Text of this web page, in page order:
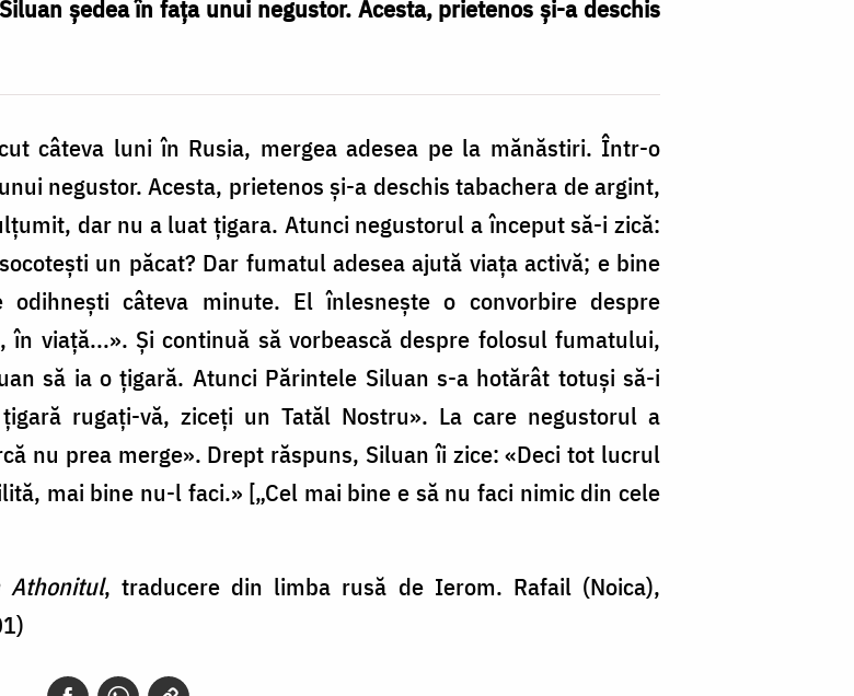
şedea în faţa unui negustor. Acesta, prietenos şi-a deschis
câteva luni în Rusia, mergea adesea pe la mănăstiri. Într-o
negustor. Acesta, prietenos şi-a deschis tabachera de argint,
dar nu a luat ţigara. Atunci negustorul a început să-i zică:
un păcat? Dar fumatul adesea ajută viaţa activă; e bine
câteva minute. El înlesneşte o convorbire despre
viaţă...». Şi continuă să vorbească despre folosul fumatului,
să ia o ţigară. Atunci Părintele Siluan s-a hotărât totuşi să-i
rugaţi-vă, ziceţi un Tatăl Nostru». La care negustorul a
nu prea merge». Drept răspuns, Siluan îi zice: «Deci tot lucrul
mai bine nu-l faci.» [„Cel mai bine e să nu faci nimic din cele
Athonitul, traducere din limba rusă de Ierom. Rafail (Noica),